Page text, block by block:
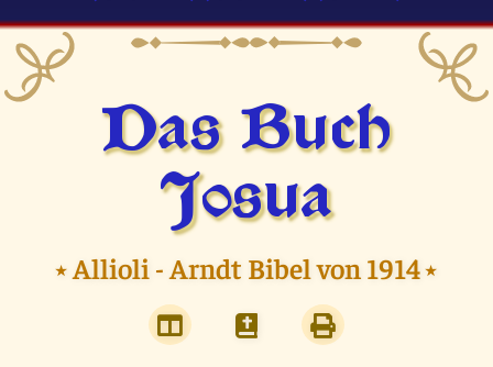
Das Buch
Josua
⭑Allioli - Arndt Bibel von 1914⭑